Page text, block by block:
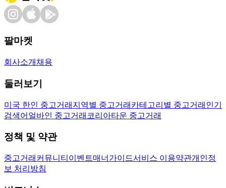
팔마켓
회사소개 채용
둘러보기
미국 한인 중고거래 지역별 중고거래 카테고리별 중고거래 인기
검색어 얼바인 중고거래 코리아타운 중고거래
정책 및 약관
중고거래 커뮤니티 이벤트매너가이드서비스 이용약관개인정
보 처리방침